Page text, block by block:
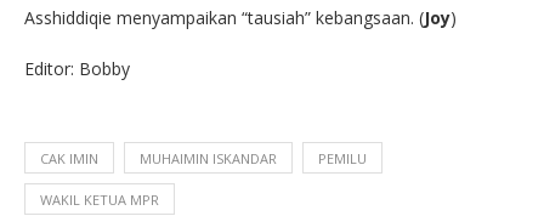
Asshiddiqie menyampaikan “tausiah” kebangsaan. (Joy)
Editor: Bobby
CAK IMIN MUHAIMIN ISKANDAR PEMILU
WAKIL KETUA MPR